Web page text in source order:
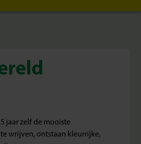
jaar zelf de mooiste
wrijven, ontstaan kleurrijke,